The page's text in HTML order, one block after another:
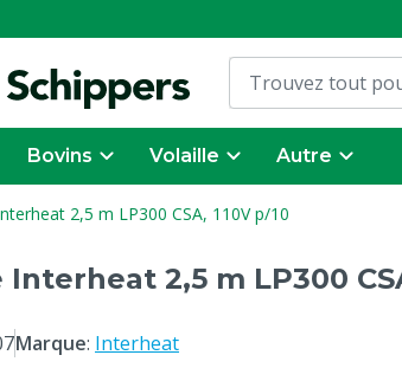
Bovins Volaille Autre
2,5 m LP300 CSA, 110V p/10
Interheat 2,5 m LP300
Marque: Interheat